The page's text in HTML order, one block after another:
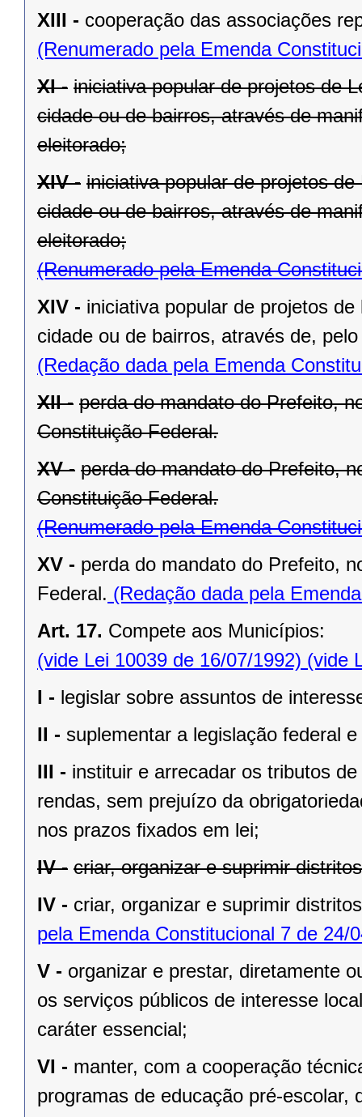
XIII - cooperação das associações
(Renumerado pela Emenda
XI - iniciativa popular de projetos de
cidade ou de bairros, através de
eleitorado;
XIV - iniciativa popular de projetos
cidade ou de bairros, através de
eleitorado;
(Renumerado pela Emenda
XIV - iniciativa popular de projetos
cidade ou de bairros, através de,
(Redação dada pela Emenda
XII - perda do mandato do Prefeito,
Constituição Federal.
XV - perda do mandato do Prefeito,
Constituição Federal.
(Renumerado pela Emenda
XV - perda do mandato do Prefeito,
Federal. (Redação dada pela
Art. 17. Compete aos Municípios:
(vide Lei 10039 de 16/07/1992) (vide
I - legislar sobre assuntos de
II - suplementar a legislação federal
III - instituir e arrecadar os tributos
rendas, sem prejuízo da
nos prazos ﬁxados em lei;
IV - criar, organizar e suprimir
IV - criar, organizar e suprimir
pela Emenda Constitucional 7 de 24/
V - organizar e prestar, diretamente
os serviços públicos de interesse
caráter essencial;
VI - manter, com a cooperação
programas de educação pré-escolar,